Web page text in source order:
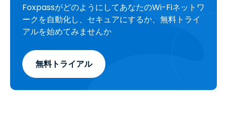
FoxpassがどのようにしてあなたのWi-Fiネットワ
ークを自動化し、セキュアにするか、無料トライ
アルを始めてみませんか
無料トライアル